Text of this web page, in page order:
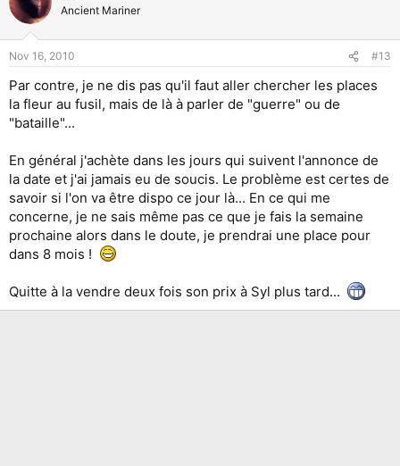
Ancient Mariner
Nov 16, 2010 #13
Par contre, je ne dis pas qu'il faut aller chercher les places
la fleur au fusil, mais de là à parler de "guerre" ou de
"bataille"...
En général j'achète dans les jours qui suivent l'annonce de
la date et j'ai jamais eu de soucis. Le problème est certes de
savoir si l'on va être dispo ce jour là... En ce qui me
concerne, je ne sais même pas ce que je fais la semaine
prochaine alors dans le doute, je prendrai une place pour
dans 8 mois !
Quitte à la vendre deux fois son prix à Syl plus tard...